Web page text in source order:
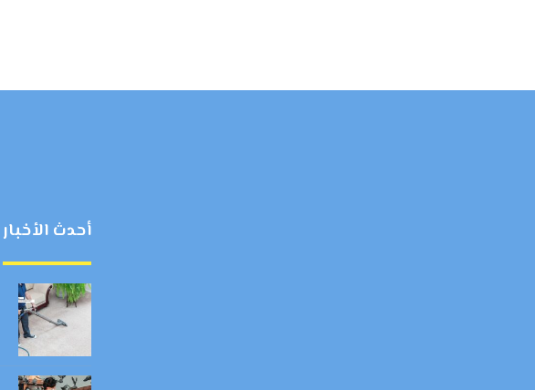
أحدث الأخبار